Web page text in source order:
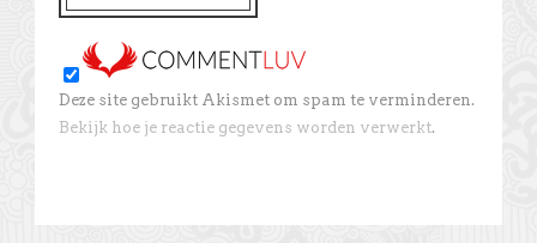
Deze site gebruikt Akismet om spam te verminderen.
Bekijk hoe je reactie gegevens worden verwerkt.